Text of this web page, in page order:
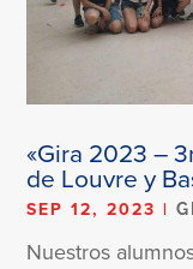
«Gira 2023 –
de Louvre y
SEP 12, 2023 |
Nuestros